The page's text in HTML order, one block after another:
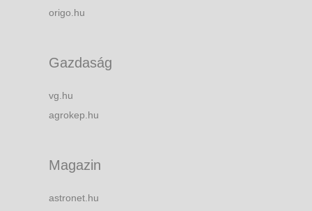
origo.hu
Gazdaság
vg.hu
agrokep.hu
Magazin
astronet.hu